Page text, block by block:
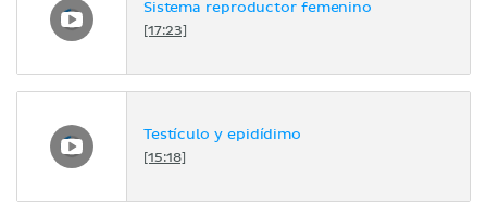
Sistema reproductor femenino
[17:23]
Testículo y epidídimo
[15:18]